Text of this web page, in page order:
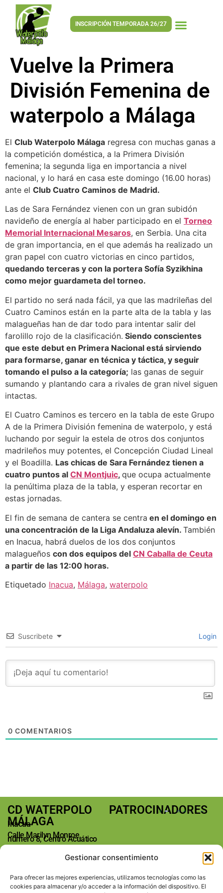
Gestionar consentimiento
Para ofrecer las mejores experiencias, utilizamos tecnologías como las
cookies para almacenar y/o acceder a la información del dispositivo. El
INSCRIPCIÓN TEMPORADA 26/27
Vuelve la Primera
División Femenina de
waterpolo a Málaga
El Club Waterpolo Málaga regresa con muchas ganas a
la competición doméstica, a la Primera División
femenina; la segunda liga en importancia a nivel
nacional, y lo hará en casa este domingo (16.00 horas)
ante el Club Cuatro Caminos de Madrid.
Las de Sara Fernández vienen con un gran subidón
navideño de energía al haber participado en el Torneo
Memorial Internacional Mesaros, en Serbia. Una cita
de gran importancia, en el que además ha realizado un
gran papel con cuatro victorias en cinco partidos,
quedando terceras y con la portera Sofía Syzikhina
como mejor guardameta del torneo.
El partido no será nada fácil, ya que las madrileñas del
Cuatro Caminos están en la parte alta de la tabla y las
malagueñas han de dar todo para intentar salir del
farolillo rojo de la clasificación. Siendo conscientes
que este debut en Primera Nacional está sirviendo
para formarse, ganar en técnica y táctica, y seguir
tomando el pulso a la categoría; las ganas de seguir
sumando y plantando cara a rivales de gran nivel siguen
intactas.
El Cuatro Caminos es tercero en la tabla de este Grupo
A de la Primera División femenina de waterpolo, y está
luchando por seguir la estela de otros dos conjuntos
madrileños muy potentes, el Concepción Ciudad Lineal
y el Boadilla. Las chicas de Sara Fernández tienen a
cuatro puntos al CN Montjuic, que ocupa actualmente
la penúltima plaza de la tabla, y esperan recortar en
estas jornadas.
El fin de semana de cantera se centra en el domingo en
una concentración de la Liga Andaluza alevín. También
en Inacua, habrá duelos de los dos conjuntos
malagueños con dos equipos del CN Caballa de Ceuta
a partir de las 12:00 horas.
Etiquetado Inacua, Málaga, waterpolo
Suscribete Login
0 COMENTARIOS
CD WATERPOLO
MÁLAGA
Inacua
Calle Marilyn Monroe,
número 8, Centro Acuático
E-mail:
info@waterpolomalaga.es
PATROCINADORES